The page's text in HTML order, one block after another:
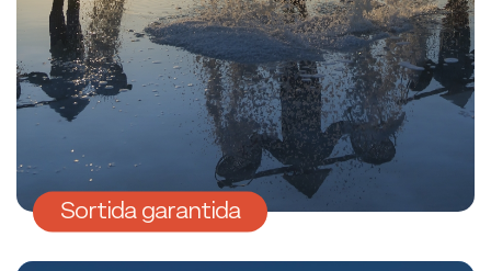
Sortida garantida